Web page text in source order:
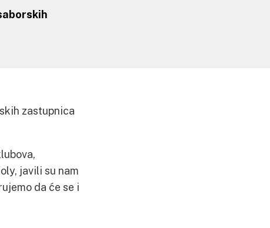
zastupnica
javili su nam
da će se i